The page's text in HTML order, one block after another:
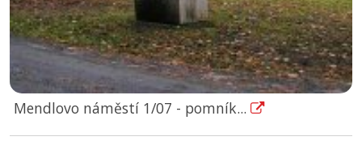
Mendlovo náměstí 1/07 - pomník...